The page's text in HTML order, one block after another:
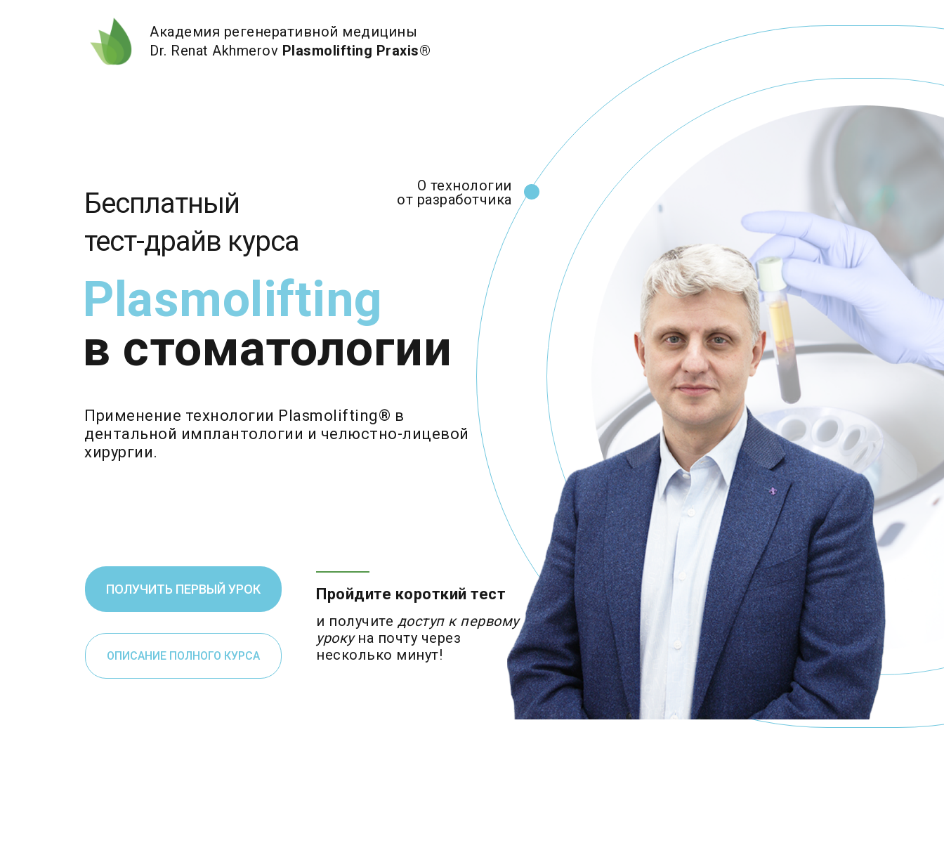
Академия регенеративной медицины
Dr. Renat Akhmerov Plasmolifting Praxis®
Бесплатный
тест-драйв курса
Plasmolifting
в стоматологии
Применение технологии Plasmolifting® в
дентальной имплантологии и челюстно-лицевой
хирургии.
Пройдите короткий тест
и получите доступ к первому
уроку на почту через
несколько минут!
О технологии
от разработчика
ПОЛУЧИТЬ ПЕРВЫЙ УРОК
ОПИСАНИЕ ПОЛНОГО КУРСА